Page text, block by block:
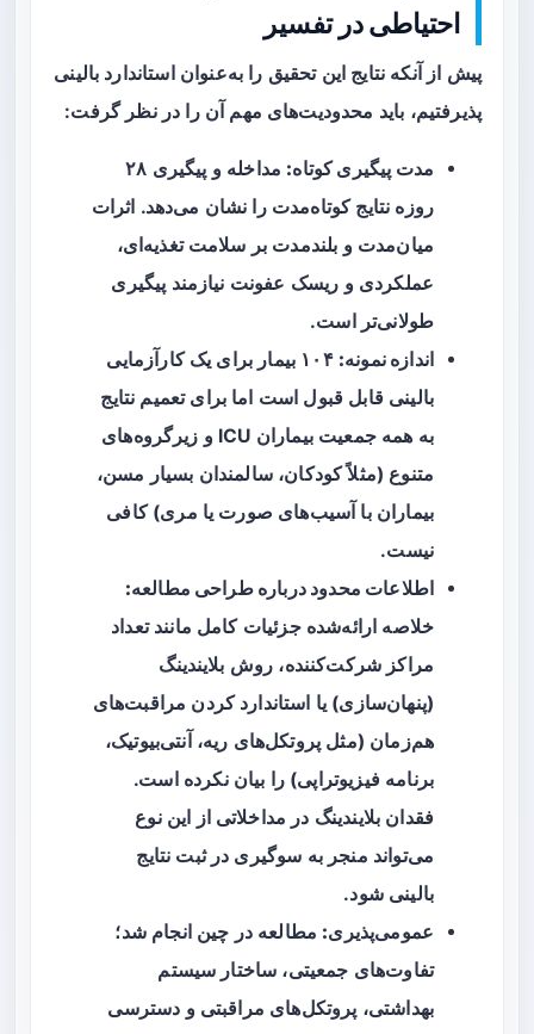
احتیاطی در تفسیر
پیش از آنکه نتایج این تحقیق را به‌عنوان استاندارد بالینی
پذیرفتیم، باید محدودیت‌های مهم آن را در نظر گرفت:
مدت پیگیری کوتاه:
مداخله و پیگیری ۲۸
روزه نتایج کوتاه‌مدت را نشان می‌دهد. اثرات
میان‌مدت و بلندمدت بر سلامت تغذیه‌ای،
عملکردی و ریسک عفونت نیازمند پیگیری
طولانی‌تر است.
اندازه نمونه:
۱۰۴ بیمار برای یک کارآزمایی
بالینی قابل قبول است اما برای تعمیم نتایج
به همه جمعیت بیماران ICU و زیرگروه‌های
متنوع (مثلاً کودکان، سالمندان بسیار مسن،
بیماران با آسیب‌های صورت یا مری) کافی
نیست.
اطلاعات محدود درباره طراحی مطالعه:
خلاصه ارائه‌شده جزئیات کامل مانند تعداد
مراکز شرکت‌کننده، روش بلایندینگ
(پنهان‌سازی) یا استاندارد کردن مراقبت‌های
هم‌زمان (مثل پروتکل‌های ریه، آنتی‌بیوتیک،
برنامه فیزیوتراپی) را بیان نکرده است.
فقدان بلایندینگ در مداخلاتی از این نوع
می‌تواند منجر به سوگیری در ثبت نتایج
بالینی شود.
عمومی‌پذیری: مطالعه در چین انجام شد؛
تفاوت‌های جمعیتی، ساختار سیستم
بهداشتی، پروتکل‌های مراقبتی و دسترسی